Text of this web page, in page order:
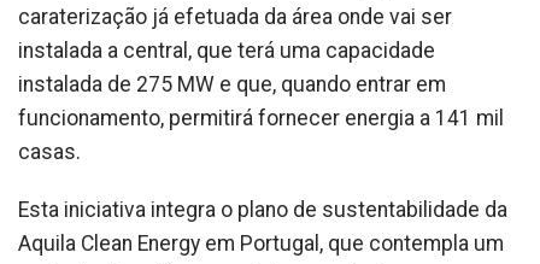
caraterização já efetuada da área onde vai ser
instalada a central, que terá uma capacidade
instalada de 275 MW e que, quando entrar em
funcionamento, permitirá fornecer energia a 141 mil
casas.
Esta iniciativa integra o plano de sustentabilidade da
Aquila Clean Energy em Portugal, que contempla um